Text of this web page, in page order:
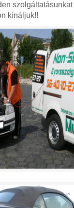
szolgáltatásunkat
kínáljuk!!